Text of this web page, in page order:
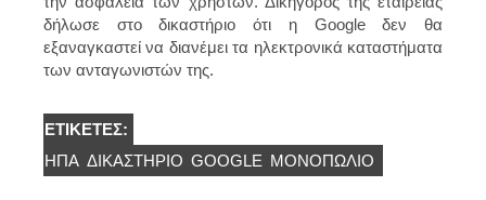
δήλωσε στο δικαστήριο ότι η Google δεν θα
εξαναγκαστεί να διανέμει τα ηλεκτρονικά καταστήματα
των ανταγωνιστών της.
ΕΤΙΚΈΤΕΣ:
ΗΠΑ ΔΙΚΑΣΤΗΡΙΟ GOOGLE ΜΟΝΟΠΏΛΙΟ